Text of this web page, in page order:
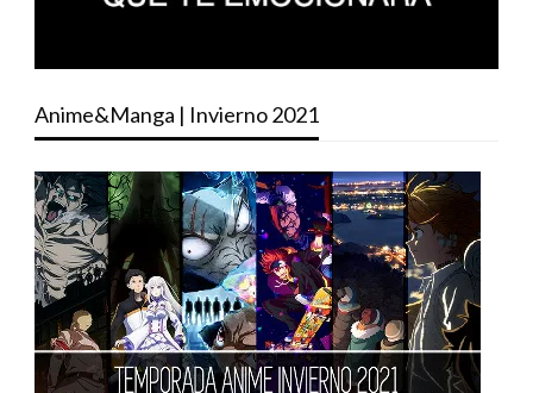
Anime&Manga | Invierno 2021